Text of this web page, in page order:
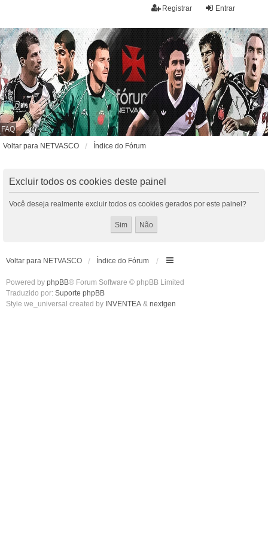
Entrar
Registrar
FAQ
Voltar para NETVASCO
Índice do Fórum
Excluir todos os cookies deste painel
Você deseja realmente excluir todos os cookies gerados por este painel?
Voltar para NETVASCO Índice do Fórum
Powered by phpBB® Forum Software © phpBB Limited
Traduzido por: Suporte phpBB
Style we_universal created by INVENTEA & nextgen